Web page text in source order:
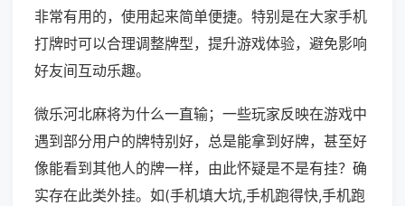
非常有用的，使用起来简单便捷。特别是在大家手机
打牌时可以合理调整牌型，提升游戏体验，避免影响
好友间互动乐趣。
微乐河北麻将为什么一直输；一些玩家反映在游戏中
遇到部分用户的牌特别好，总是能拿到好牌，甚至好
像能看到其他人的牌一样，由此怀疑是不是有挂？确
实存在此类外挂。如(手机填大坑,手机跑得快,手机跑